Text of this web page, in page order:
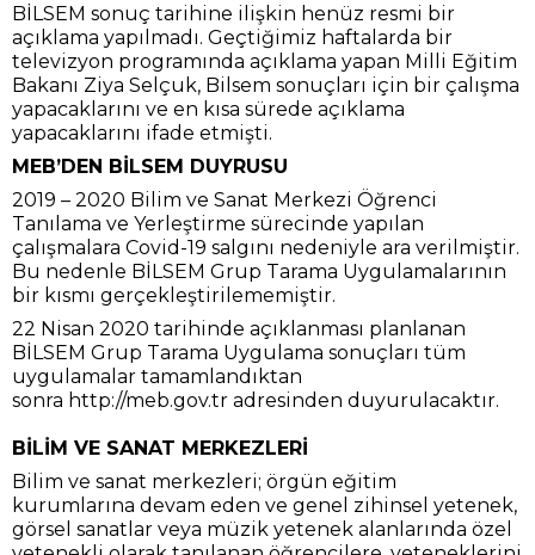
BİLSEM sonuç tarihine ilişkin henüz resmi bir
açıklama yapılmadı. Geçtiğimiz haftalarda bir
televizyon programında açıklama yapan Milli Eğitim
Bakanı Ziya Selçuk, Bilsem sonuçları için bir çalışma
yapacaklarını ve en kısa sürede açıklama
yapacaklarını ifade etmişti.
MEB’DEN BİLSEM DUYRUSU
2019 – 2020 Bilim ve Sanat Merkezi Öğrenci
Tanılama ve Yerleştirme sürecinde yapılan
çalışmalara Covid-19 salgını nedeniyle ara verilmiştir.
Bu nedenle BİLSEM Grup Tarama Uygulamalarının
bir kısmı gerçekleştirilememiştir.
22 Nisan 2020 tarihinde açıklanması planlanan
BİLSEM Grup Tarama Uygulama sonuçları tüm
uygulamalar tamamlandıktan
sonra http://meb.gov.tr adresinden duyurulacaktır.
BİLİM VE SANAT MERKEZLERİ
Bilim ve sanat merkezleri; örgün eğitim
kurumlarına devam eden ve genel zihinsel yetenek,
görsel sanatlar veya müzik yetenek alanlarında özel